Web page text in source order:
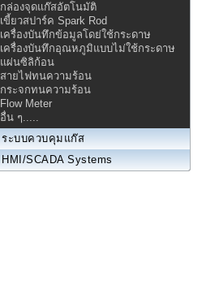
กล่องจุดแก๊สอัตโนมัติ
เขี้ยวสปาร์ค Spark Rod
เครื่องบันทึกข้อมูลโดย่ใช้กระดาษ
เครื่องบันทึกอุณหภูมิแบบไม่ใช้กระดาษ
แผ่นซิลิก้อน
สายไฟทนความร้อน
กระจกทนความร้อน
Flow Meter
อื่น ๆ.....
ระบบควบคุมแก๊ส
HMI/SCADA Systems